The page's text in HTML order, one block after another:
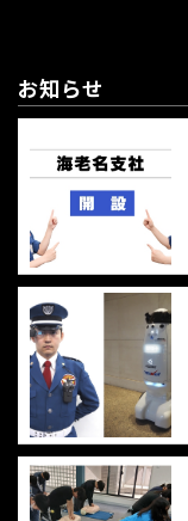
お知らせ